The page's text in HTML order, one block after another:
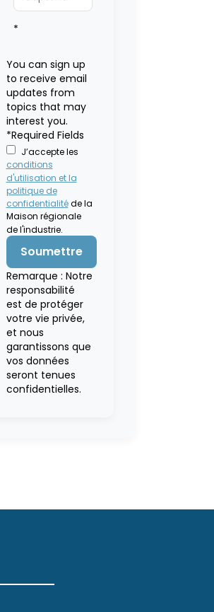
*
You can sign up
to receive email
updates from
topics that may
interest you.
*Required Fields
J’accepte les
conditions
d'utilisation et la
politique de
confidentialitéde la
Maison régionale
de l'industrie.
Remarque : Notre
responsabilité
est de protéger
votre vie privée,
et nous
garantissons que
vos données
seront tenues
confidentielles.